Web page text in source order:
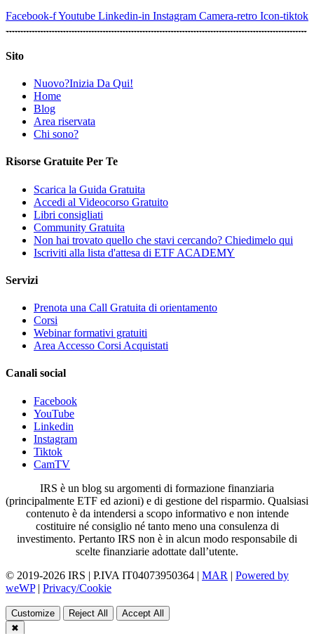
Facebook-fYoutube Linkedin-in Instagram Camera-retro Icon-tiktok
Sito
Nuovo?Inizia Da Qui!
Home
Blog
Area riservata
Chi sono?
Risorse Gratuite Per Te
Scarica la Guida Gratuita
Accedi al Videocorso Gratuito
Libri consigliati
Community Gratuita
Non hai trovato quello che stavi cercando? Chiedimelo qui
Iscriviti alla lista d'attesa di ETF ACADEMY
Servizi
Prenota una Call Gratuita di orientamento
Corsi
Webinar formativi gratuiti
Area Accesso Corsi Acquistati
Canali social
Facebook
YouTube
Linkedin
Instagram
Tiktok
CamTV
IRS è un blog su argomenti di formazione finanziaria
(principalmente ETF ed azioni) e di gestione del risparmio. Qualsiasi
contenuto è da intendersi a scopo informativo e non intende
costituire né consiglio né tanto meno una consulenza di
investimento. Pertanto IRS non è in alcun modo responsabile di
scelte finanziarie adottate dall’utente.
© 2019-2026 IRS | P.IVA IT04073950364 | MAR | Powered by
weWP| Privacy/Cookie
Customize Reject All
Accept All
✖